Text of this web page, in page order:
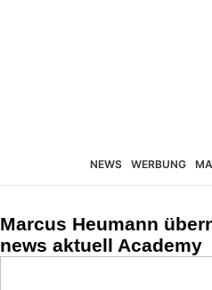
NEWS WERBUNG
Marcus Heumann
news aktuell Academy